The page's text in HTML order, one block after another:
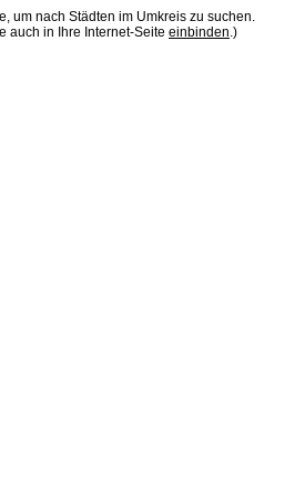
um nach Städten im Umkreis zu suchen.
auch in Ihre Internet-Seite einbinden.)